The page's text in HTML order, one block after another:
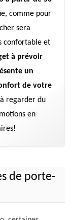
comme pour
sera
confortable et
à prévoir
un
de votre
regarder du
en
de porte-